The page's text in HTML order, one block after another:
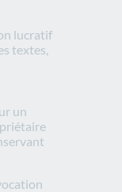
lucratif
textes,
un